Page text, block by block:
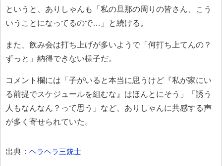
というと、ありしゃんも「私の旦那の周りの皆さん、こう
いうことになってるので…」と続ける。
また、飲み会は打ち上げが多いようで「何打ち上てんの？
ずっと」納得できない様子だ。
コメント欄には「子がいると本当に思うけど『私が家にい
る前提でスケジュールを組むな』はほんとにそう」「誘う
人もなんなん？って思う」など、ありしゃんに共感する声
が多く寄せられていた。
出典： ヘラヘラ三銃士